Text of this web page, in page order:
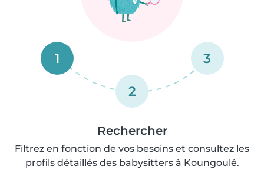
1
2
3
Rechercher
Filtrez en fonction de vos besoins et consultez les
profils détaillés des babysitters à Koungoulé.